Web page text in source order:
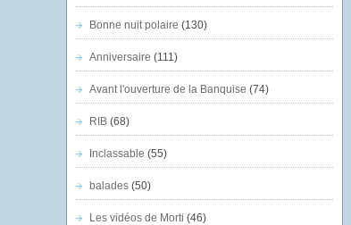
Bonne nuit polaire (130)
Anniversaire (111)
Avant l'ouverture de la Banquise (74)
RIB(68)
Inclassable (55)
balades(50)
Les vidéos de Morti (46)